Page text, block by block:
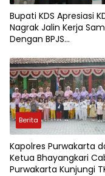
Bupati KDS Apresiasi
Nagrak Jalin Kerja
Dengan BPJS
Berita
Kapolres Purwakarta
Ketua Bhayangkari
Purwakarta Kunjungi